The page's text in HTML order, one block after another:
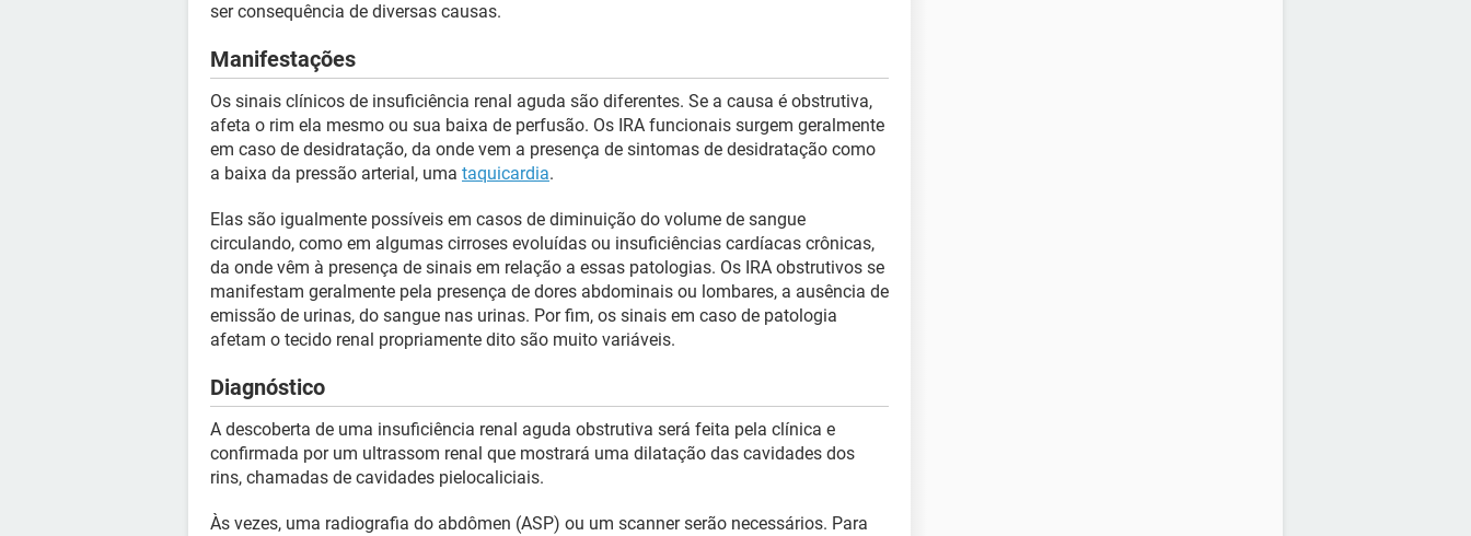
ser consequência de diversas causas.
Manifestações
Os sinais clínicos de insuficiência renal aguda são diferentes. Se a causa é obstrutiva,
afeta o rim ela mesmo ou sua baixa de perfusão. Os IRA funcionais surgem geralmente
em caso de desidratação, da onde vem a presença de sintomas de desidratação como
a baixa da pressão arterial, uma taquicardia.
Elas são igualmente possíveis em casos de diminuição do volume de sangue
circulando, como em algumas cirroses evoluídas ou insuficiências cardíacas crônicas,
da onde vêm à presença de sinais em relação a essas patologias. Os IRA obstrutivos se
manifestam geralmente pela presença de dores abdominais ou lombares, a ausência de
emissão de urinas, do sangue nas urinas. Por fim, os sinais em caso de patologia
afetam o tecido renal propriamente dito são muito variáveis.
Diagnóstico
A descoberta de uma insuficiência renal aguda obstrutiva será feita pela clínica e
confirmada por um ultrassom renal que mostrará uma dilatação das cavidades dos
rins, chamadas de cavidades pielocaliciais.
Às vezes, uma radiografia do abdômen (ASP) ou um scanner serão necessários. Para